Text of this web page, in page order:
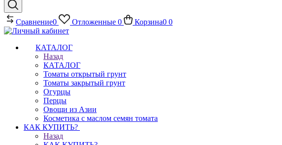
Сравнение0 Отложенные 0 Корзина0 0
КАТАЛОГ
Назад
КАТАЛОГ
Томаты открытый грунт
Томаты закрытый грунт
Огурцы
Перцы
Овощи из Азии
Косметика с маслом семян томата
КАК КУПИТЬ?
Назад